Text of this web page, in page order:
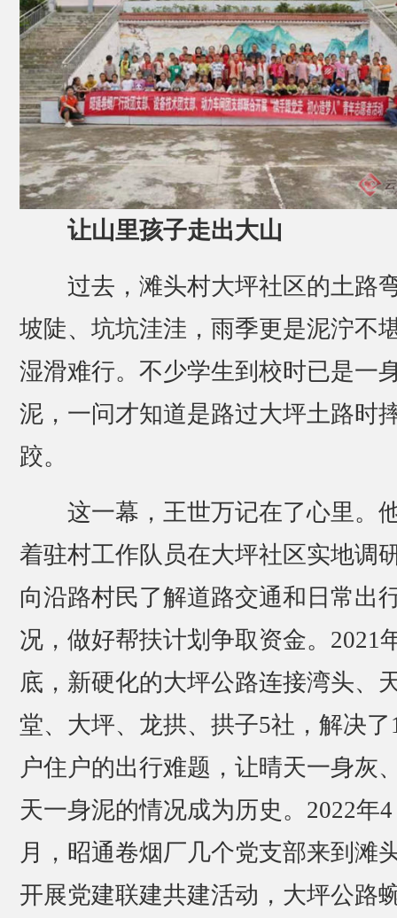
让山里孩子走出大山
过去，滩头村大坪社区的土路
坡陡、坑坑洼洼，雨季更是泥泞不
湿滑难行。不少学生到校时已是一
泥，一问才知道是路过大坪土路时
跤。
这一幕，王世万记在了心里。
着驻村工作队员在大坪社区实地调
向沿路村民了解道路交通和日常出
况，做好帮扶计划争取资金。2021
底，新硬化的大坪公路连接湾头、
堂、大坪、龙拱、拱子5社，解决了
户住户的出行难题，让晴天一身灰
天一身泥的情况成为历史。2022年4
月，昭通卷烟厂几个党支部来到滩
开展党建联建共建活动，大坪公路